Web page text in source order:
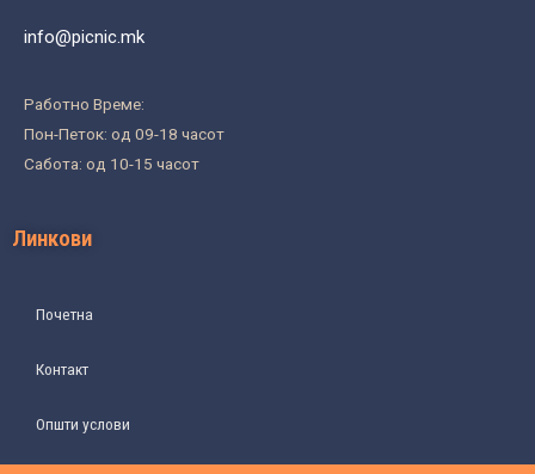
info@picnic.mk
Работно Време:
Пон-Петок: од 09-18 часот
Сабота: од 10-15 часот
Линкови
Почетна
Контакт
Општи услови